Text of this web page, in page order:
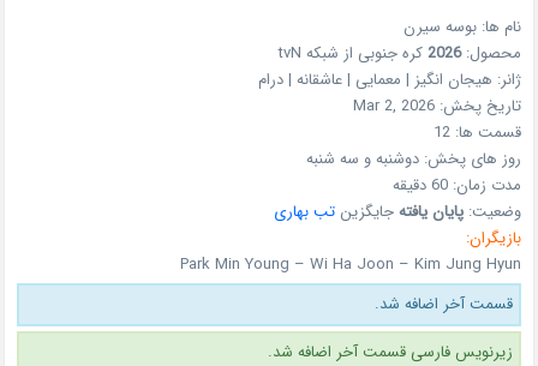
نام ها: بوسه سیرن
محصول:2026 کره جنوبی از شبکه tvN
ژانر: هیجان انگیز | معمایی | عاشقانه | درام
تاریخ پخش:Mar 2, 2026
قسمت ها:12
روز های پخش:دوشنبه و سه شنبه
مدت زمان:60 دقیقه
وضعیت:پایان یافتهجایگزینتب بهاری
بازیگران:
Park Min Young – Wi Ha Joon – Kim Jung Hyun
قسمت آخر اضافه شد.
زیرنویس فارسی قسمت آخر اضافه شد.